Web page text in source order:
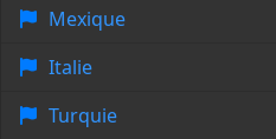
Mexique
Italie
Turquie